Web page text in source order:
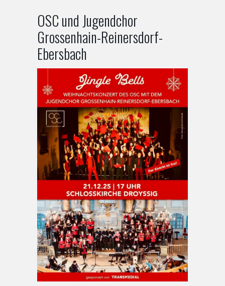
OSC und Jugendchor
Grossenhain-Reinersdorf-
Ebersbach